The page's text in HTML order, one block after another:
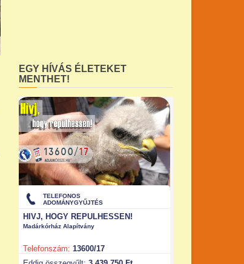
EGY HÍVÁS ÉLETEKET
MENTHET!